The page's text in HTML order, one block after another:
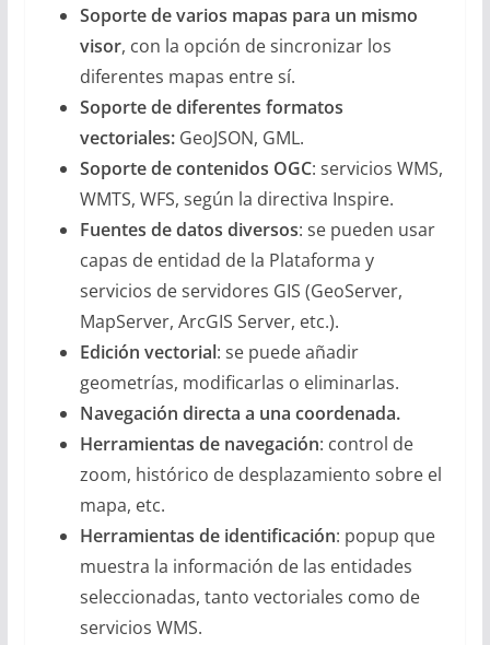
Soporte de varios mapas para un mismo
visor, con la opción de sincronizar los
diferentes mapas entre sí.
Soporte de diferentes formatos
vectoriales:GeoJSON, GML.
Soporte de contenidos OGC: servicios WMS,
WMTS, WFS, según la directiva Inspire.
Fuentes de datos diversos: se pueden usar
capas de entidad de la Plataforma y
servicios de servidores GIS (GeoServer,
MapServer, ArcGIS Server, etc.).
Edición vectorial: se puede añadir
geometrías, modificarlas o eliminarlas.
Navegación directa a una coordenada.
Herramientas de navegación: control de
zoom, histórico de desplazamiento sobre el
mapa, etc.
Herramientas de identificación: popup que
muestra la información de las entidades
seleccionadas, tanto vectoriales como de
servicios WMS.